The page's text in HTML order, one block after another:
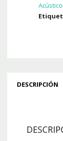
500
x
DESCRIPCIÓN